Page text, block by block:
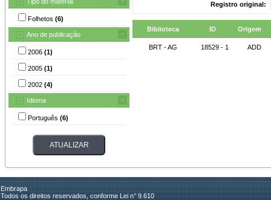
Folhetos (6)
Ano de publicação
2006 (1)
2005 (1)
2002 (4)
Idioma
Português (6)
Registro original:
Biblioteca ID Origem
BRT - AG 18529 - 1 ADD
Embrapa
Todos os direitos reservados, conforme Lei n° 9.610